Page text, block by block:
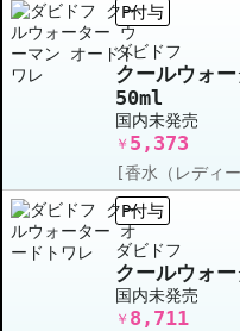
P付与
ダビドフ
クールウォ
50ml
国内未発売
￥ 5,373
[香水（レディ
P付与
ダビドフ
クールウォ
国内未発売
￥ 8,711